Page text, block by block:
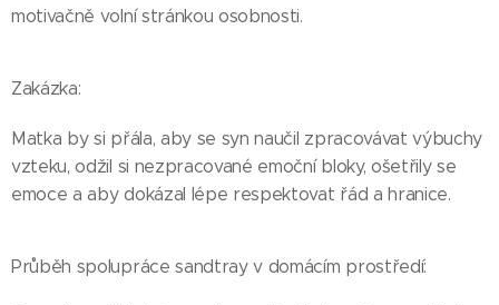
motivačně volní stránkou osobnosti.
Zakázka:
Matka by si přála, aby se syn naučil zpracovávat výbuchy
vzteku, odžil si nezpracované emoční bloky, ošetřily se
emoce a aby dokázal lépe respektovat řád a hranice.
Průběh spolupráce sandtray v domácím prostředí: